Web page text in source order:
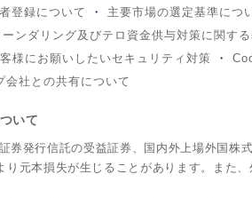
登録について 主要市場の選定基準につ
ンダリング及びテロ資金供与対策に関す
様にお願いしたいセキュリティ対策
会社との共有について
いて
券発行信託の受益証券、国内外上場外国
元本損失が生じることがあります。また